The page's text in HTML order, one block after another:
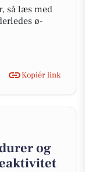
så læs med
ø-
Kopiér link
og